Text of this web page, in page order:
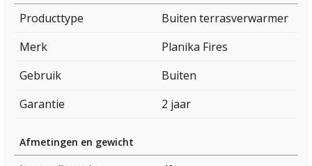
Producttype
Buiten terrasverwarmer
Merk
Planika Fires
Gebruik
Buiten
Garantie
2 jaar
Afmetingen en gewicht